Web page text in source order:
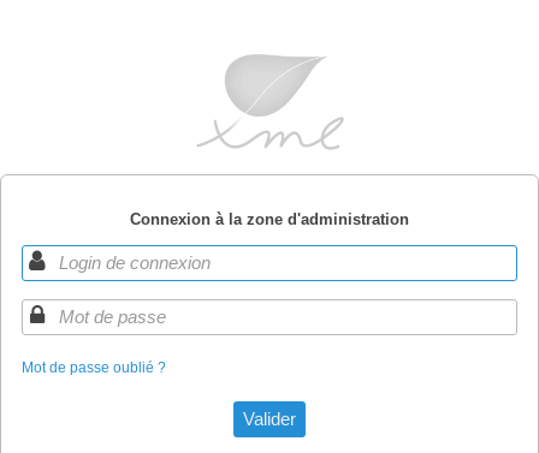
Connexion à la zone d'administration
Mot de passe oublié ?